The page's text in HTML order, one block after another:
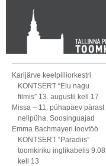
KONTAKT
Toom-Kooli 6, 10130 TALLINN
tallinna.toom@eelk.ee
Karijärve keelpilliorkestri
KONTSERT “Elu nagu
filmis” 13. augustil kell 17
Missa – 11. pühapäev pärast
nelipüha. Soosinguajad
Emma Bachmayeri loovtöö
KONTSERT “Paradiis”
toomkiriku inglikabelis 9.08
kell 13